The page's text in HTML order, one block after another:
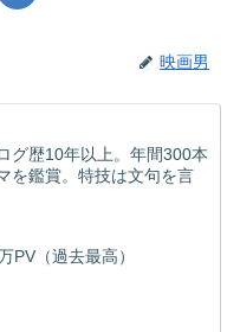
映画男
グ歴10年以上。年間300本
を鑑賞。特技は文句を言
PV（過去最高）